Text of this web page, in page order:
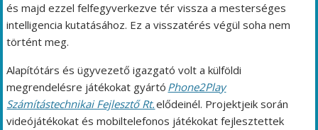
és majd ezzel felfegyverkezve tér vissza a mesterséges
intelligencia kutatásához. Ez a visszatérés végül soha nem
történt meg.
Alapítótárs és ügyvezető igazgató volt a külföldi
megrendelésre játékokat gyártó Phone2Play
Számítástechnikai Fejlesztő Rt.elődeinél. Projektjeik során
videójátékokat és mobiltelefonos játékokat fejlesztettek